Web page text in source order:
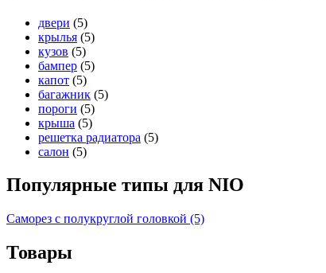
двери (5)
крылья (5)
кузов (5)
бампер (5)
капот (5)
багажник (5)
пороги (5)
крыша (5)
решетка радиатора (5)
салон (5)
Популярные типы для NIO
Саморез с полукруглой головкой (5)
Товары